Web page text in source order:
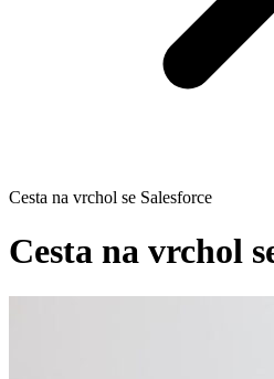
Cesta na vrchol se Salesforce
Cesta na vrchol